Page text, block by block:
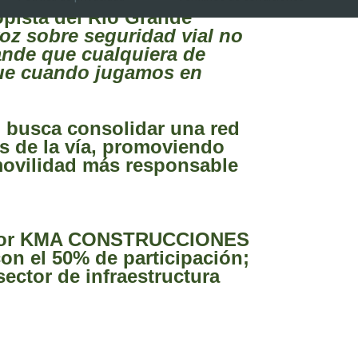
del Río Grande
sobre seguridad vial no
que cualquiera de
cuando jugamos en
busca consolidar una red
de la vía, promoviendo
más responsable
CONSTRUCCIONES
el 50% de participación;
de infraestructura